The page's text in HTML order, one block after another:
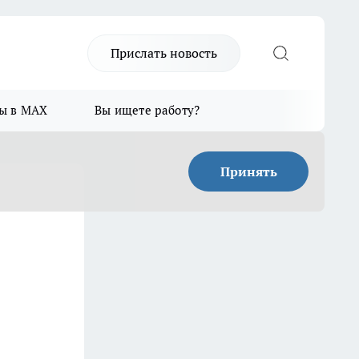
Прислать новость
в MAX Вы ищете работу?
Принять